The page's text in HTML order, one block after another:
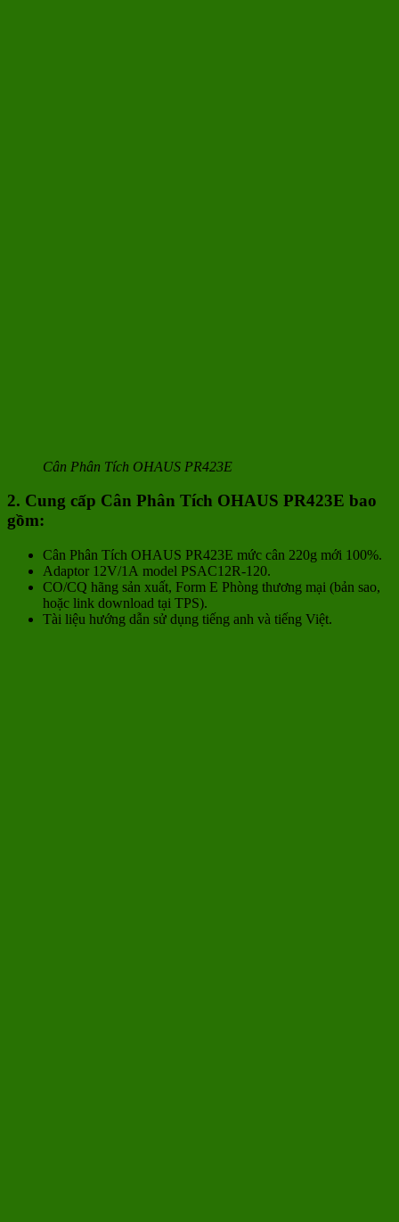
Cân Phân Tích OHAUS PR423E
2. Cung cấp Cân Phân Tích OHAUS PR423E bao
gồm:
Cân Phân Tích OHAUS PR423E mức cân 220g mới 100%.
Adaptor 12V/1A model PSAC12R-120.
CO/CQ hãng sản xuất, Form E Phòng thương mại (bản sao,
hoặc link download tại TPS).
Tài liệu hướng dẫn sử dụng tiếng anh và tiếng Việt.